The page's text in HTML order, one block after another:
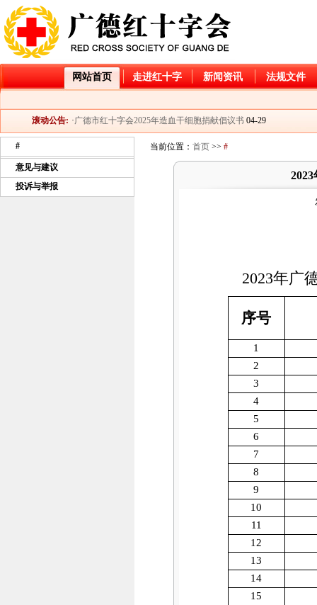
网站首页 走进红十字 新闻资讯 法规文件
滚动公告:
·广德市红十字会2026年造血干细胞捐献入库倡议书04-21
·广德市红十字会2025年造血干细胞捐献倡议书 04-29
·公示04-03
关于开展2025年“红十字博爱送万家”活动的通知
广德市红十字会2024年造血干细胞捐献倡议书
·2025年大病儿童救助项目“小天使”和“天使阳光”基金资
#
意见与建议
投诉与举报
当前位置： 首页 >> #
2023年广
序号
1
2
3
4
5
6
7
8
9
10
11
12
13
14
15